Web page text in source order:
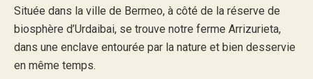
Située dans la ville de Bermeo, à côté de la réserve de
biosphère d’Urdaibai, se trouve notre ferme Arrizurieta,
dans une enclave entourée par la nature et bien desservie
en même temps.